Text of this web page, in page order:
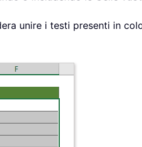
unire i testi presenti in